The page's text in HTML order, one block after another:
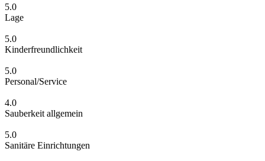
5.0
Lage
5.0
Kinderfreundlichkeit
5.0
Personal/Service
4.0
Sauberkeit allgemein
5.0
Sanitäre Einrichtungen